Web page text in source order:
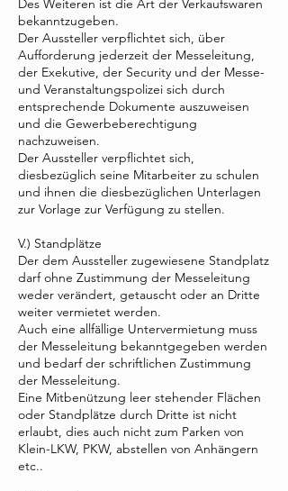
Des Weiteren ist die Art der Verkaufswaren
bekanntzugeben.
Der Aussteller verpflichtet sich, über
Aufforderung jederzeit der Messeleitung,
der Exekutive, der Security und der Messe-
und Veranstaltungspolizei sich durch
entsprechende Dokumente auszuweisen
und die Gewerbeberechtigung
nachzuweisen.
Der Aussteller verpflichtet sich,
diesbezüglich seine Mitarbeiter zu schulen
und ihnen die diesbezüglichen Unterlagen
zur Vorlage zur Verfügung zu stellen.
V.) Standplätze
Der dem Aussteller zugewiesene Standplatz
darf ohne Zustimmung der Messeleitung
weder verändert, getauscht oder an Dritte
weiter vermietet werden.
Auch eine allfällige Untervermietung muss
der Messeleitung bekanntgegeben werden
und bedarf der schriftlichen Zustimmung
der Messeleitung.
Eine Mitbenützung leer stehender Flächen
oder Standplätze durch Dritte ist nicht
erlaubt, dies auch nicht zum Parken von
Klein-LKW, PKW, abstellen von Anhängern
etc..